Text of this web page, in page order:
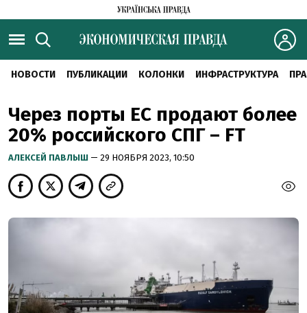
НОВОСТИ ПУБЛИКАЦИИ КОЛОНКИ ИНФРАСТРУКТУРА
Через порты ЕС продают более
20% российского СПГ – FT
АЛЕКСЕЙ ПАВЛЫШ — 29 НОЯБРЯ 2023, 10:50